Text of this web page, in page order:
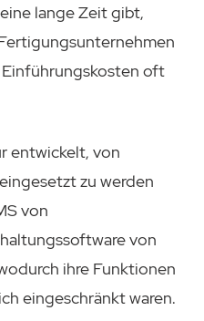
lange Zeit gibt,
oft
entwickelt, von
zu werden
von
von
ihre Funktionen
eingeschränkt waren.